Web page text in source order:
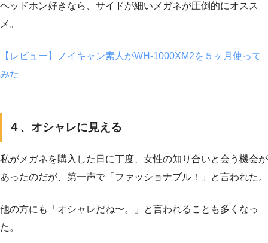
ヘッドホン好きなら、サイドが細いメガネが圧倒的にオスス
メ。
【レビュー】ノイキャン素人がWH-1000XM2を５ヶ月使って
みた
４、オシャレに見える
私がメガネを購入した日に丁度、女性の知り合いと会う機会が
あったのだが、第一声で「ファッショナブル！」と言われた。
他の方にも「オシャレだね〜。」と言われることも多くなっ
た。